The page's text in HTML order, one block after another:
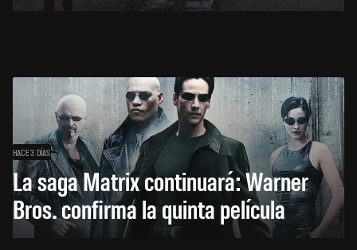
HACE 3 DÍAS
La saga Matrix continuará: Warner
Bros. confirma la quinta película